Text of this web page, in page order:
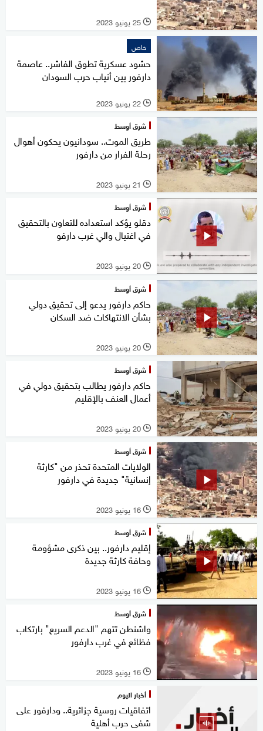
l 25 يونيو 2023
خاص
حشود عسكرية تطوق الفاشر.. عاصمة
دارفور بين أنياب حرب السودان
l 22 يونيو 2023
شرق أوسط
طريق الموت.. سودانيون يحكون أهوال
رحلة الفرار من دارفور
l 21 يونيو 2023
شرق أوسط
دقلو يؤكد استعداده للتعاون بالتحقيق
في اغتيال والي غرب دارفو
l 20 يونيو 2023
شرق أوسط
حاكم دارفور يدعو إلى تحقيق دولي
بشأن الانتهاكات ضد السكان
l 20 يونيو 2023
شرق أوسط
حاكم دارفور يطالب بتحقيق دولي في
أعمال العنف بالإقليم
l 20 يونيو 2023
شرق أوسط
الولايات المتحدة تحذر من "كارثة
إنسانية" جديدة في دارفور
l 16 يونيو 2023
شرق أوسط
إقليم دارفور.. بين ذكرى مشؤومة
وحافة كارثة جديدة
l 16 يونيو 2023
شرق أوسط
واشنطن تتهم "الدعم السريع" بارتكاب
فظائع في غرب دارفور
l 16 يونيو 2023
أخبار اليوم
اتفاقيات روسية جزائرية.. ودارفور على
شفى حرب أهلية